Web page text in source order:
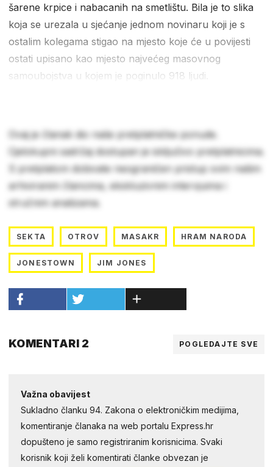
šarene krpice i nabacanih na smetlištu. Bila je to slika
koja se urezala u sjećanje jednom novinaru koji je s
ostalim kolegama stigao na mjesto koje će u povijesti
ostati upisano kao mjesto najvećeg masovnog
samoubojstva u kojem je poginulo 918 ljudi.
Ovaj je članak dio naše pretplatničke ponude.
Cjelokupni sadržaj dostupan je isključivo pretplatnicima.
S pretplatom dobivate neograničen pristup svim našim
arhiviranim člancima, ekskluzivnim intervjuima i
stručnim analizama.
SEKTA OTROV MASAKR HRAM NARODA
JONESTOWN JIM JONES
KOMENTARI 2 POGLEDAJTE SVE
Važna obavijest
Sukladno članku 94. Zakona o elektroničkim medijima,
komentiranje članaka na web portalu Express.hr
dopušteno je samo registriranim korisnicima. Svaki
korisnik koji želi komentirati članke obvezan je